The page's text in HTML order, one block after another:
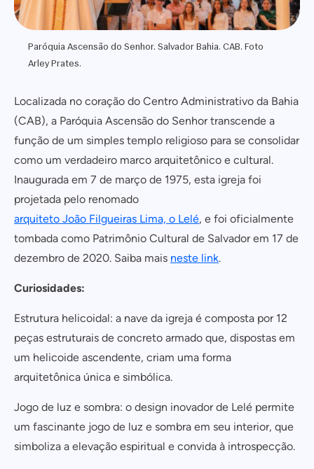
Paróquia Ascensão do Senhor. Salvador Bahia. CAB. Foto
Arley Prates.
Localizada no coração do Centro Administrativo da Bahia
(CAB), a Paróquia Ascensão do Senhor transcende a
função de um simples templo religioso para se consolidar
como um verdadeiro marco arquitetônico e cultural.
Inaugurada em 7 de março de 1975, esta igreja foi
projetada pelo renomado
arquiteto João Filgueiras Lima, o Lelé, e foi oficialmente
tombada como Patrimônio Cultural de Salvador em 17 de
dezembro de 2020. Saiba mais neste link.
Curiosidades:
Estrutura helicoidal: a nave da igreja é composta por 12
peças estruturais de concreto armado que, dispostas em
um helicoide ascendente, criam uma forma
arquitetônica única e simbólica.
Jogo de luz e sombra: o design inovador de Lelé permite
um fascinante jogo de luz e sombra em seu interior, que
simboliza a elevação espiritual e convida à introspecção.